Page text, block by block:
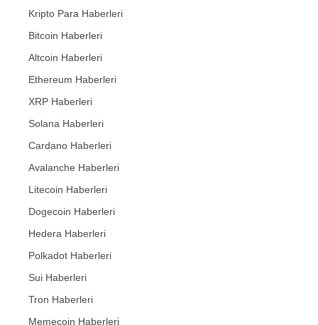
Kripto Para Haberleri
Bitcoin Haberleri
Altcoin Haberleri
Ethereum Haberleri
XRP Haberleri
Solana Haberleri
Cardano Haberleri
Avalanche Haberleri
Litecoin Haberleri
Dogecoin Haberleri
Hedera Haberleri
Polkadot Haberleri
Sui Haberleri
Tron Haberleri
Memecoin Haberleri